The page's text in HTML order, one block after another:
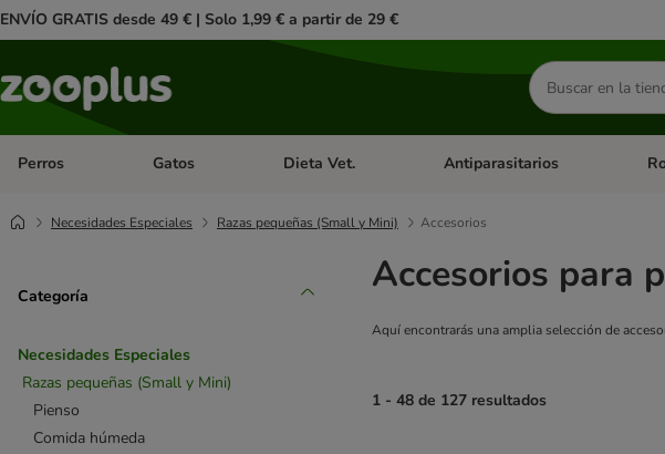
ENVÍO GRATIS desde 49 € | Solo 1,99 € a partir de 29 €
Buscar
productos
Perros Menú de categoria abierto: Perros
Gatos Menú de categoria abierto: Gatos
Dieta Vet. Menú de categoria abierto: Dieta
Antiparasitarios
Necesidades Especiales Razas pequeñas (Small y Mini) Accesorios
Categoría
Necesidades Especiales
Razas pequeñas (Small y Mini)
Pienso
Comida húmeda
Accesorios para
Aquí encontrarás una amplia selección de
1 - 48 de 127 resultados